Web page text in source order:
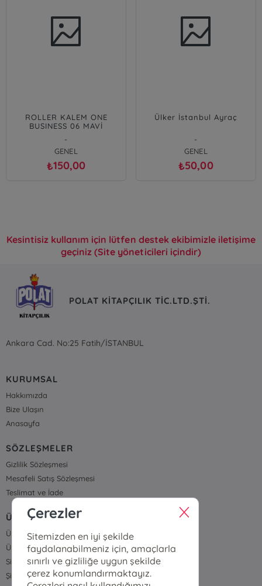
ROLLER KALEM ONE
BUSINESS 06 MAVİ
-
GENEL
₺150,00
Ülker İstanbul Ayraç
-
GENEL
₺50,00
Kesintisiz kullanım için lütfen destek ekibimizle iletişime
geçiniz (Site yöneticileri içindir)
POLAT KİTAPÇILIK TİC.LTD.ŞTİ.
Ankara Cad. No:25 Fatih/İSTANBUL
KURUMSAL
Hakkımızda
Bize Ulaşın
Anasayfa
SÖZLEŞMELER
Gizlilik Sözleşmesi
Mesafeli Satış Sözleşmesi
Teslimat ve İade
ÜYELİK VE SİPARİŞ
Üye Girişi
Üye Ol
Sipariş Takip
Şifremi Unuttum
Çerezler
Sitemizden en iyi şekilde
faydalanabilmeniz için, amaçlarla
sınırlı ve gizliliğe uygun şekilde
çerez konumlandırmaktayız.